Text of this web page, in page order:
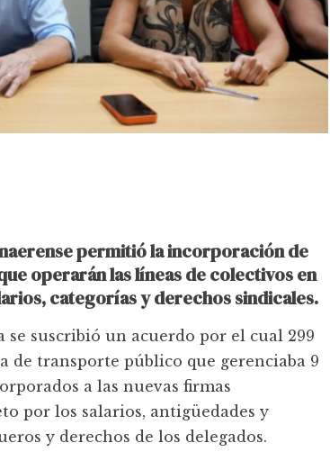
permitió la incorporación de
operarán las líneas de colectivos en
categorías y derechos sindicales.
suscribió un acuerdo por el cual 299
de transporte público que gerenciaba 9
a las nuevas firmas
por los salarios, antigüedades y
y derechos de los delegados.